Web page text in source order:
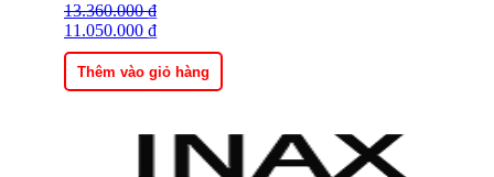
13.360.000₫
Giá
gốc
là:
13.360.000 ₫.
11.050.000 ₫
Giá
hiện
tại
là:
11.050.000 ₫.
Thêm vào giỏ hàng